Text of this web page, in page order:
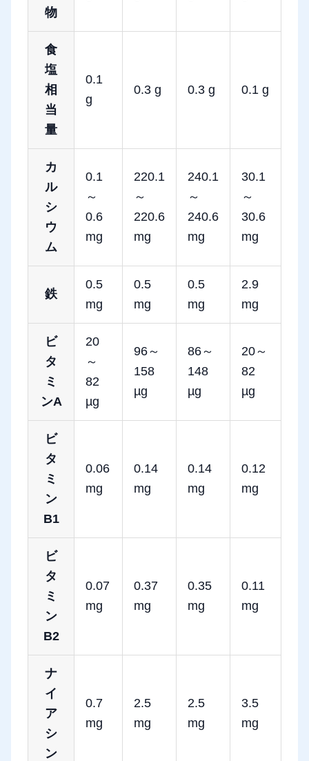
物
食
塩
相
当
量
0.1
g
0.3 g 0.3 g 0.1 g
カ
ル
シ
ウ
ム
0.1
～
0.6
mg
220.1
～
220.6
mg
240.1
～
240.6
mg
30.1
～
30.6
mg
鉄
0.5
mg
0.5
mg
0.5
mg
2.9
mg
ビ
タ
ミ
ンA
20
～
82
µg
96～
158
µg
86～
148
µg
20～
82
µg
ビ
タ
ミ
ン
B1
0.06
mg
0.14
mg
0.14
mg
0.12
mg
ビ
タ
ミ
ン
B2
0.07
mg
0.37
mg
0.35
mg
0.11
mg
ナ
イ
ア
シ
ン
0.7
mg
2.5
mg
2.5
mg
3.5
mg